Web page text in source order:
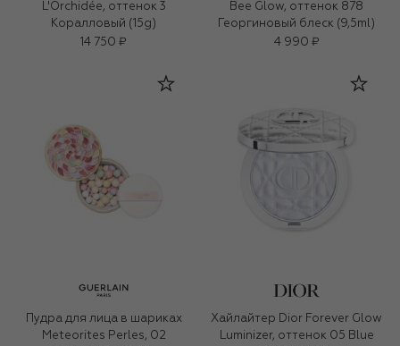
L'Orchidée, оттенок 3
Коралловый (15g)
14 750 ₽
Bee Glow, оттенок 878
Георгиновый блеск (9,5ml)
4 990 ₽
Пудра для лица в шариках
Meteorites Perles, 02
Хайлайтер Dior Forever Glow
Luminizer, оттенок 05 Blue